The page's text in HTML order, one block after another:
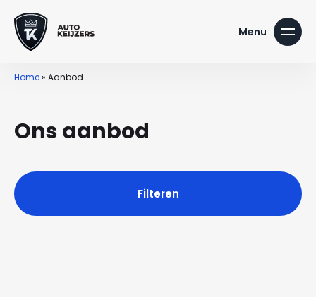
Home» Aanbod
Ons aanbod
Filteren